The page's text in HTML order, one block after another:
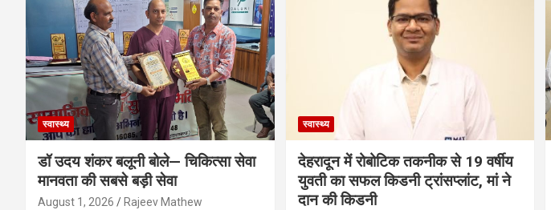
स्वास्थ्य
डॉ उदय शंकर बलूनी बोले— चिकित्सा सेवा
मानवता की सबसे बड़ी सेवा
August 1, 2026 Rajeev Mathew
स्वास्थ्य
देहरादून में रोबोटिक तकनीक से 19 वर्षीय
युवती का सफल किडनी ट्रांसप्लांट, मां ने
दान की किडनी